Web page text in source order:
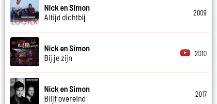
Nick en Simon
Altijd dichtbij
2009
Nick en Simon
Bij je zijn
2010
Nick en Simon
Blijf overeind
2017